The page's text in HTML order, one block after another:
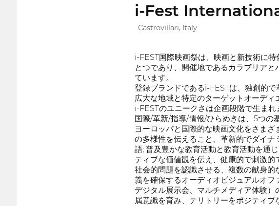
i-Fest
Castrovillari, Italy
i-FEST国際映画祭は、映画と新技術に
とつであり、開催地であるカラブリア
ています。
登録ブランドであるi-FESTは、独創的
広大な地域と特定のターゲットオーディ
i-FESTのユニークさは企画段階で生まれ
国際/革新/指導/情報/ひらめきは、5つの
ヨーロッパと国際的な映画文化をさま
の多様性を伝えること、革新的でダイ
語; 普及豊かな教育活動と教育活動を通
ティブな価値観を伝え、健康的で刺激
社会的問題を認識させる、複数の献身
義を確保するオーディオビジュアルオフ
デジタル展示会、マルチメディア体験
属意識を育み、テリトリーをポジティ